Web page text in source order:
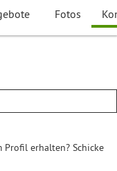
Fotos
erhalten? Schicke